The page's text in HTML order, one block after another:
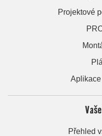
Projektové
Přehled